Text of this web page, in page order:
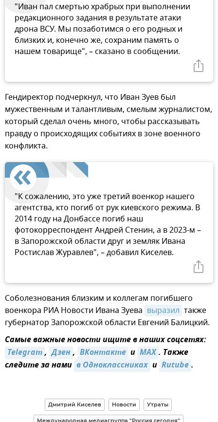
"Иван пал смертью храбрых при выполнении
редакционного задания в результате атаки
дрона ВСУ. Мы позаботимся о его родных и
близких и, конечно же, сохраним память о
нашем товарище", – сказано в сообщении.
Гендиректор подчеркнул, что Иван Зуев был
мужественным и талантливым, смелым журналистом,
который сделал очень много, чтобы рассказывать
правду о происходящих событиях в зоне военного
конфликта.
"К сожалению, это уже третий военкор нашего
агентства, кто погиб от рук киевского режима. В
2014 году на Донбассе погиб наш
фотокорреспондент Андрей Стенин, а в 2023-м –
в Запорожской области друг и земляк Ивана
Ростислав Журавлев", – добавил Киселев.
Соболезнования близким и коллегам погибшего
военкора РИА Новости Ивана Зуева выразил также
губернатор Запорожской области Евгений Балицкий.
Самые важные новости ищите в наших соцсетях:
Telegram, Дзен, ВКонтакте и MAX. Также
следите за нами в Одноклассниках и Rutube.
Дмитрий Киселев Новости Утраты
Международная медиагруппа "Россия сегодня"